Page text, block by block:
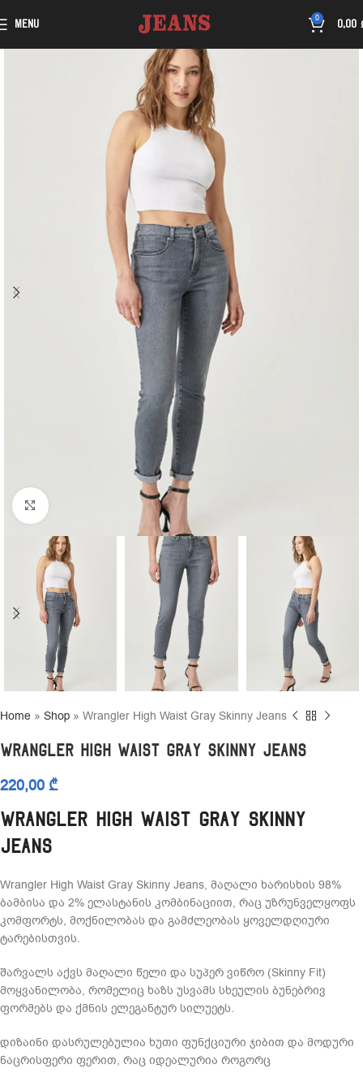
MENU
0
0,00
Click to enlarge
Home » Shop » Wrangler High Waist Gray Skinny Jeans
Wrangler High Waist Gray Skinny Jeans
220,00 ₾
Wrangler High Waist Gray Skinny
Jeans
Wrangler High Waist Gray Skinny Jeans, მაღალი ხარისხის 98%
ბამბისა და 2% ელასტანის კომბინაციით, რაც უზრუნველყოფს
კომფორტს, მოქნილობას და გამძლეობას ყოველდღიური
ტარებისთვის.
შარვალს აქვს მაღალი წელი და სუპერ ვიწრო (Skinny Fit)
მოყვანილობა, რომელიც ხაზს უსვამს სხეულის ბუნებრივ
ფორმებს და ქმნის ელეგანტურ სილუეტს.
დიზაინი დასრულებულია ხუთი ფუნქციური ჯიბით და მოდური
ნაცრისფერი ფერით, რაც იდეალურია როგორც